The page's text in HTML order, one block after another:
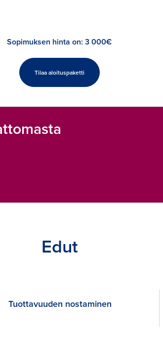
Sopimuksen hinta on: 3 000€
Tilaa aloituspaketti
Edut
Tuottavuuden nostaminen